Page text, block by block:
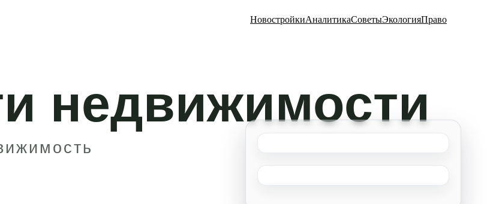
НовостройкиАналитикаСоветыЭкологияПраво